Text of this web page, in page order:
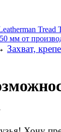
Захват,